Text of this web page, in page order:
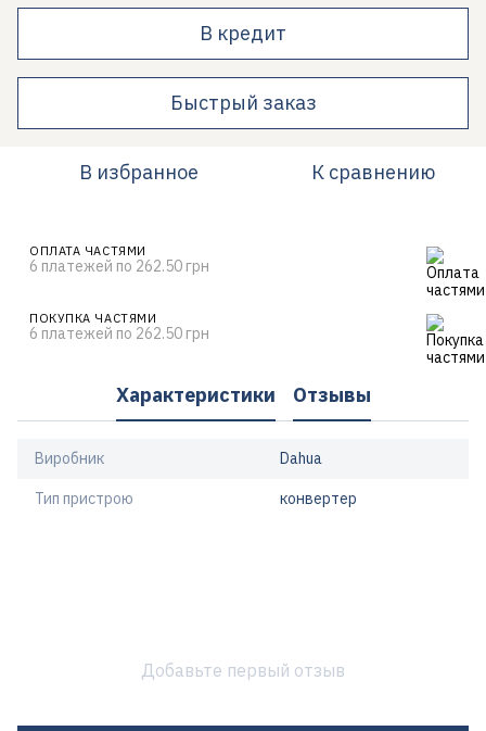
В кредит
Быстрый заказ
В избранное К сравнению
ОПЛАТА ЧАСТЯМИ
6 платежей по 262.50 грн
ПОКУПКА ЧАСТЯМИ
6 платежей по 262.50 грн
Характеристики Отзывы
Виробник Dahua
Тип пристрою конвертер
Добавьте первый отзыв